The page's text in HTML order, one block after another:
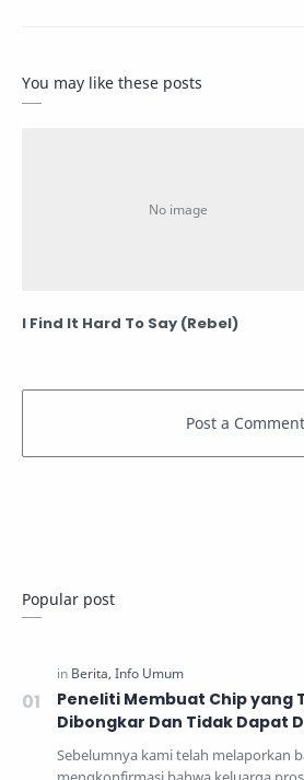
You may like these posts
I Find It Hard To Say (Rebel)
Popular post
Peneliti Membuat Chip yang
Dibongkar Dan Tidak Dapat
Sebelumnya kami telah melaporkan